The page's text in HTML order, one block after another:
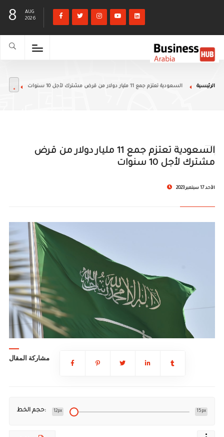
8
AUG
2026
الرئيسية السعودية تعتزم جمع 11 مليار دولار من قرض مشترك لأجل 10 سنوات
السعودية تعتزم جمع 11 مليار دولار من قرض
مشترك لأجل 10 سنوات
الأحد 17 سبتمبر 2023
مشاركة المقال
حجم الخط: 12px 15px